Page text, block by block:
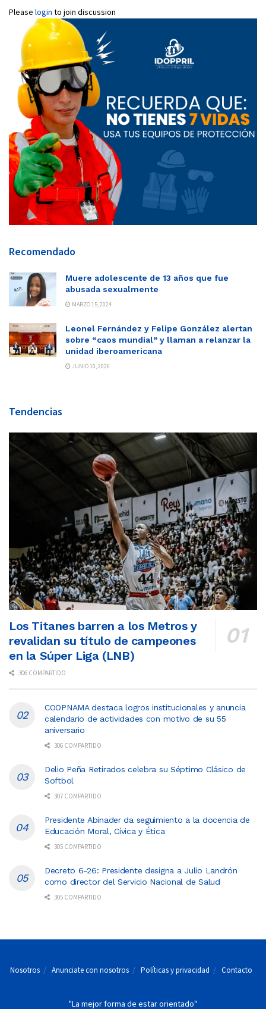
Please login to join discussion
Recomendado
Muere adolescente de 13 años que fue
abusada sexualmente
MARZO 15, 2024
Leonel Fernández y Felipe González alertan
sobre “caos mundial” y llaman a relanzar la
unidad iberoamericana
JUNIO 10, 2026
Tendencias
Los Titanes barren a los Metros y
revalidan su título de campeones
en la Súper Liga (LNB)
306 COMPARTIDO
COOPNAMA destaca logros institucionales y anuncia
calendario de actividades con motivo de su 55
aniversario
306 COMPARTIDO
Delio Peña Retirados celebra su Séptimo Clásico de
Softbol
307 COMPARTIDO
Presidente Abinader da seguimiento a la docencia de
Educación Moral, Cívica y Ética
305 COMPARTIDO
Decreto 6-26: Presidente designa a Julio Landrón
como director del Servicio Nacional de Salud
305 COMPARTIDO
Nosotros Anunciate con nosotros Políticas y privacidad Contacto
"La mejor forma de estar orientado"